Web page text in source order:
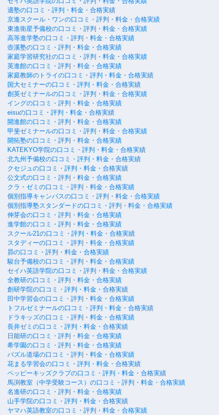
適塾の口コミ・評判・料金・合格実績
京進スクール・ワンの口コミ・評判・料金・合格実績
東進衛星予備校の口コミ・評判・料金・合格実績
高等進学塾の口コミ・評判・料金・合格実績
壺溪塾の口コミ・評判・料金・合格実績
家庭学習研究社の口コミ・評判・料金・合格実績
英進館の口コミ・評判・料金・合格実績
家庭教師のトライの口コミ・評判・料金・合格実績
国大セミナーの口コミ・評判・料金・合格実績
創英ゼミナールの口コミ・評判・料金・合格実績
イングの口コミ・評判・料金・合格実績
eisuの口コミ・評判・料金・合格実績
開進館の口コミ・評判・料金・合格実績
甲斐ゼミナールの口コミ・評判・料金・合格実績
開拓塾の口コミ・評判・料金・合格実績
KATEKYO学院の口コミ・評判・料金・合格実績
北九州予備校の口コミ・評判・料金・合格実績
クセジュの口コミ・評判・料金・合格実績
公文式の口コミ・評判・料金・合格実績
クラ・ゼミの口コミ・評判・料金・合格実績
個別指導キャンパスの口コミ・評判・料金・合格実績
個別指導塾スタンダードの口コミ・評判・料金・合格実績
伸芽会の口コミ・評判・料金・合格実績
進学館の口コミ・評判・料金・合格実績
スクール21の口コミ・評判・料金・合格実績
スタディーの口コミ・評判・料金・合格実績
昴の口コミ・評判・料金・合格実績
駿台予備校の口コミ・評判・料金・合格実績
セイハ英語学院の口コミ・評判・料金・合格実績
全教研の口コミ・評判・料金・合格実績
創研学院の口コミ・評判・料金・合格実績
田中学習会の口コミ・評判・料金・合格実績
トフルゼミナールの口コミ・評判・料金・合格実績
ドラキッズの口コミ・評判・料金・合格実績
長井ゼミの口コミ・評判・料金・合格実績
日能研の口コミ・評判・料金・合格実績
希学園の口コミ・評判・料金・合格実績
パズル道場の口コミ・評判・料金・合格実績
花まる学習会の口コミ・評判・料金・合格実績
ペッピーキッズクラブの口コミ・評判・料金・合格実績
馬渕教室（中学受験コース）の口コミ・評判・料金・合格実績
名進研の口コミ・評判・料金・合格実績
山手学院の口コミ・評判・料金・合格実績
ヤマハ英語教室の口コミ・評判・料金・合格実績